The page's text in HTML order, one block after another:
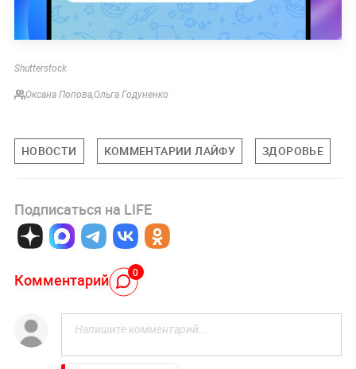
Shutterstock
Оксана Попова,Ольга Годуненко
НОВОСТИ КОММЕНТАРИИ ЛАЙФУ ЗДОРОВЬЕ
Подписаться на LIFE
Комментарий 0